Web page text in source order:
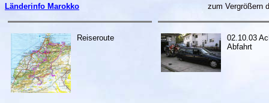
Länderinfo Marokko
zum Vergrößern
Reiseroute
02.10.03
Abfahrt